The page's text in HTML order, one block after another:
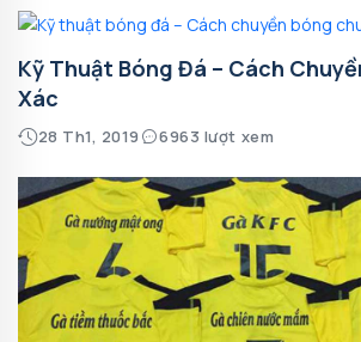
Kỹ Thuật Bóng Đá – Cách
Xác
28 Th1, 2019 6963 lượt xem